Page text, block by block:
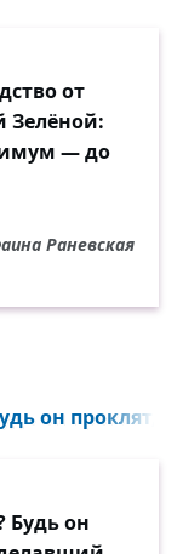
от
Зелёной:
— до
Раневская
он проклят,
Будь он